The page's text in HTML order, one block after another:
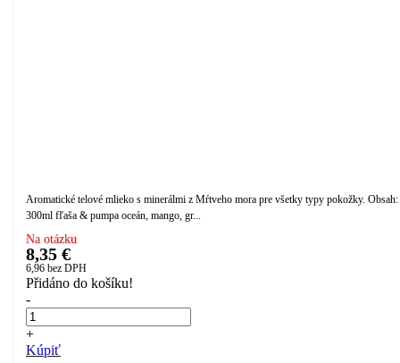
Aromatické telové mlieko s minerálmi z Mŕtveho mora pre všetky typy pokožky. Obsah:
300ml fľaša & pumpa oceán, mango, gr...
Na otázku
8,35 €
6,96 bez DPH
Přidáno do košíku!
-
+
Kúpiť